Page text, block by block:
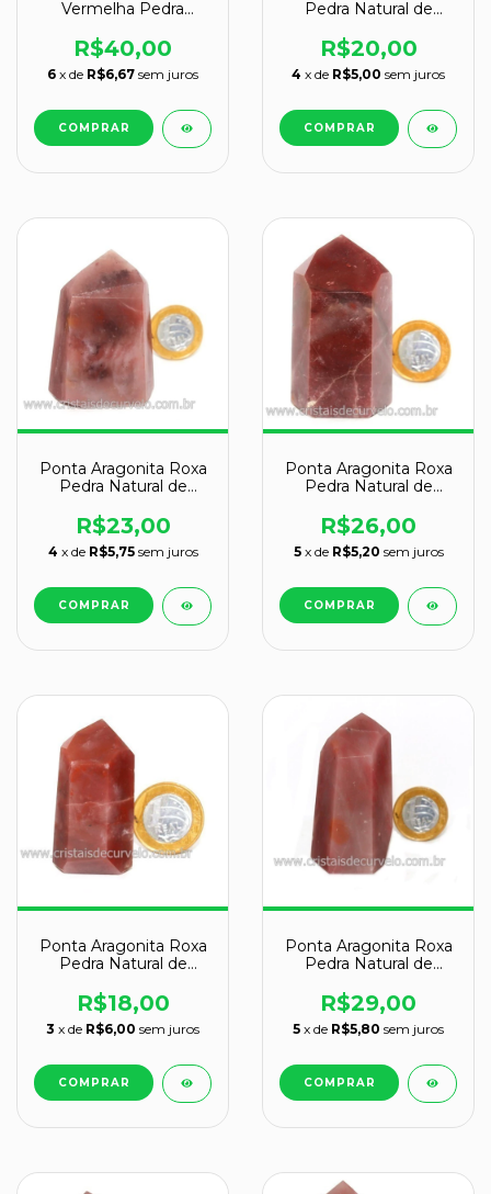
Vermelha Pedra
Cod 109668
R$40,00
6 x de R$6,67 sem juros
Pedra Natural de
R$20,00
4 x de R$5,00 sem juros
Ponta Aragonita Roxa
Pedra Natural de
R$23,00
4 x de R$5,75 sem juros
Ponta Aragonita Roxa
Pedra Natural de
R$26,00
5 x de R$5,20 sem juros
Ponta Aragonita Roxa
Pedra Natural de
R$18,00
3 x de R$6,00 sem juros
Ponta Aragonita Roxa
Pedra Natural de
R$29,00
5 x de R$5,80 sem juros